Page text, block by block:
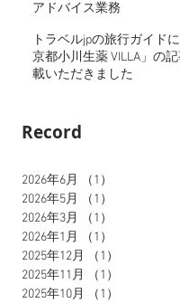
アドバイス業務
トラベルjpの旅行ガイド
京都小川生薬 VILLA」の
載いただきました
Record
2026年6月 （1）
2026年5月
（1）
2026年3月
（1）
2026年1月
（1）
2025年12月
（1）
2025年11月
（1）
2025年10月
（1）